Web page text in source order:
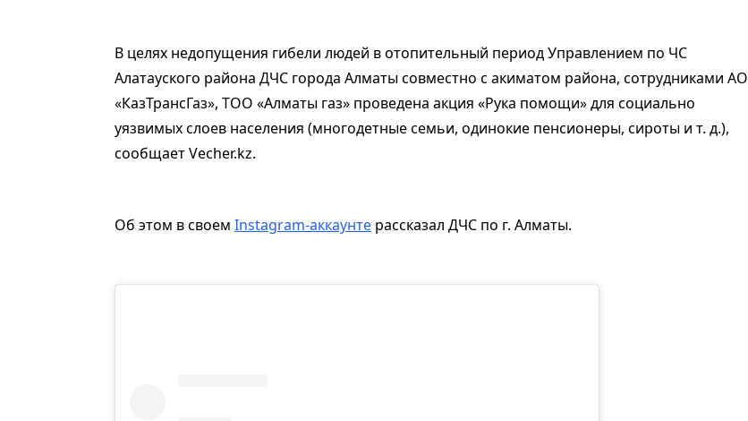
В целях недопущения гибели людей в отопительный период Управлением по ЧС
Алатауского района ДЧС города Алматы совместно с акиматом района, сотрудниками АО
«КазТрансГаз», ТОО «Алматы газ» проведена акция «Рука помощи» для социально
уязвимых слоев населения (многодетные семьи, одинокие пенсионеры, сироты и т. д.),
сообщает Vecher.kz.
Об этом в своем Instagram-аккаунте рассказал ДЧС по г. Алматы.